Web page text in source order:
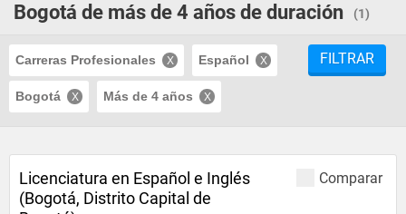
Bogotá de más de 4 años de duración
(1)
Carreras Profesionales Español
Bogotá Más de 4 años
FILTRAR
Comparar
Licenciatura en Español e Inglés
(Bogotá, Distrito Capital de